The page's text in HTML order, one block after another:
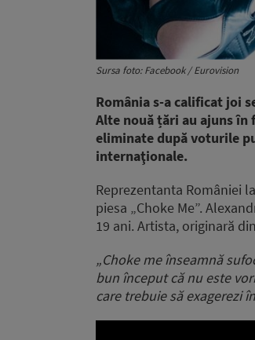
Sursa foto: Facebook / Eurovision
România s-a calificat joi
Alte nouă țări au ajuns în
eliminate după voturile
internaţionale.
Reprezentanta României
piesa „Choke Me”.
19 ani. Artista, originară
„Choke me înseamnă
bun început că nu este
care trebuie să exagerezi